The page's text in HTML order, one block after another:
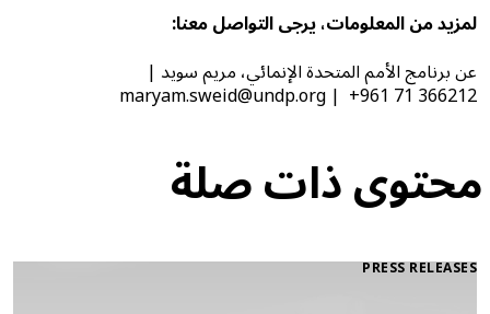
لمزيد من المعلومات، يرجى التواصل معنا:
عن برنامج الأمم المتحدة الإنمائي، مريم سويد |
maryam.sweid@undp.org | +961 71 366212
محتوى ذات صلة
PRESS RELEASES